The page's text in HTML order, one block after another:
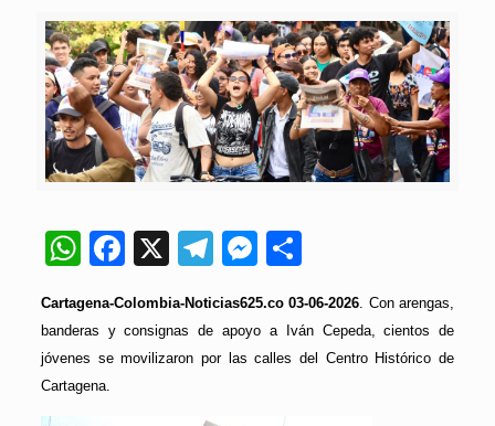
WhatsApp
Facebook
X Telegram
Messenger
Cartagena-Colombia-Noticias625.co 03-06-2026. Con arengas,
banderas y consignas de apoyo a Iván Cepeda, cientos de
jóvenes se movilizaron por las calles del Centro Histórico de
Cartagena.